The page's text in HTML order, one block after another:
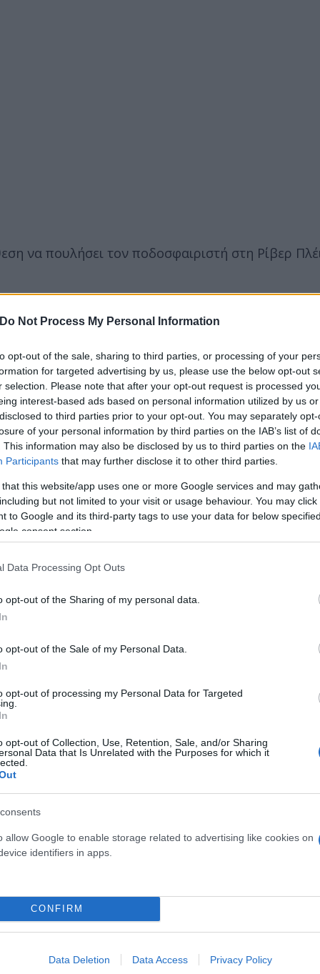
Do Not Process My Personal Information
opt-out of the sale, sharing to third parties, or processing of your
for targeted advertising by us, please use the below opt-out
selection. Please note that after your opt-out request is processed
interest-based ads based on personal information utilized by us
to third parties prior to your opt-out. You may separately
of your personal information by third parties on the IAB’s list of
This information may also be disclosed by us to third parties on the
Participants that may further disclose it to other third parties.
that this website/app uses one or more Google services and may
but not limited to your visit or usage behaviour. You may
to Google and its third-party tags to use your data for below
consent section.
Data Processing Opt Outs
opt-out of the Sharing of my personal data.
opt-out of the Sale of my Personal Data.
opt-out of processing my Personal Data for Targeted
opt-out of Collection, Use, Retention, Sale, and/or Sharing
Data that Is Unrelated with the Purposes for which it
allow Google to enable storage related to advertising like cookies on
identifiers in apps.
CONFIRM
Data Deletion Data Access Privacy Policy
να πουλήσει τον ποδοσφαιριστή στη Ρίβερ
να αλλάζουν συνεχώς και νέες πληροφορίες να
δημοσιογράφο,
στον Παναθηναϊκό. Όπως αναφέρει,
και έχει ήδη αποφασίσει για το μέλλον
παρότι τον πιέζουν να τον… κρεμάσουν, εάν
ότι ο Μανσούρ ενέδωσε και ότι η Γοδόι θα
Mansur - Berman, Santino Andino NO
el Monumental y ya decidió su futuro. Y está
jugar en Europa.
de Grecia…
(@pablocalvari)
Flash.grστην αναζήτηση τηςGoogle